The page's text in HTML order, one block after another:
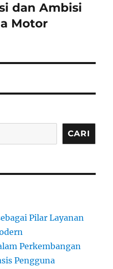
dan Ambisi
Motor
CARI
Pilar Layanan
Perkembangan
Pengguna